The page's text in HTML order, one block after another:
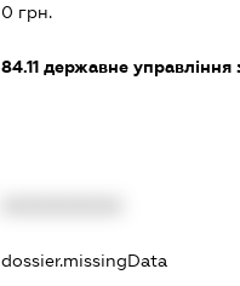
0 грн.
84.11державне управління
dossier.missingData